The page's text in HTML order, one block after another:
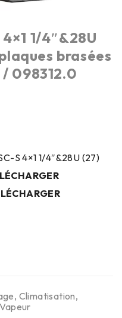
1/4″&28U
brasées
098312.0
S 4×1 1/4″&28U (27)
, Climatisation,
Vapeur